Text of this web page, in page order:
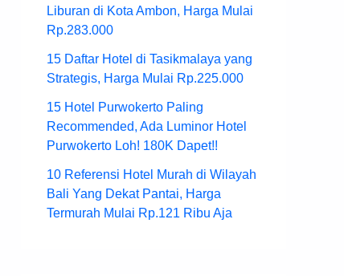
Liburan di Kota Ambon, Harga Mulai
Rp.283.000
15 Daftar Hotel di Tasikmalaya yang
Strategis, Harga Mulai Rp.225.000
15 Hotel Purwokerto Paling
Recommended, Ada Luminor Hotel
Purwokerto Loh! 180K Dapet!!
10 Referensi Hotel Murah di Wilayah
Bali Yang Dekat Pantai, Harga
Termurah Mulai Rp.121 Ribu Aja